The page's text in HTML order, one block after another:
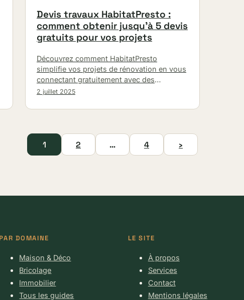
Devis travaux HabitatPresto :
comment obtenir jusqu’à 5 devis
gratuits pour vos projets
2 juillet 2025
Découvrez comment HabitatPresto
simplifie vos projets de rénovation en vous
connectant gratuitement avec des
professionnels qualifiés en quelques clics
1 2 … 4 ›
PAR DOMAINE
Maison & Déco
Bricolage
Immobilier
Tous les guides
LE SITE
À propos
Services
Contact
Mentions légales